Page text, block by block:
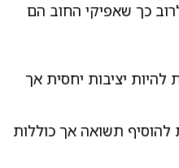
כך שאפיקי החוב הם
יציבות יחסית אך
להוסיף תשואה אך כוללות